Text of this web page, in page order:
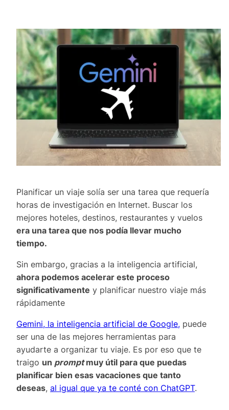
Planificar un viaje solía ser una tarea que requería
horas de investigación en Internet. Buscar los
mejores hoteles, destinos, restaurantes y vuelos
era una tarea que nos podía llevar mucho
tiempo.
Sin embargo, gracias a la inteligencia artificial,
ahora podemos acelerar este proceso
significativamente y planificar nuestro viaje más
rápidamente
Gemini, la inteligencia artificial de Google, puede
ser una de las mejores herramientas para
ayudarte a organizar tu viaje. Es por eso que te
traigo un promptmuy útil para que puedas
planificar bien esas vacaciones que tanto
deseas, al igual que ya te conté con ChatGPT.